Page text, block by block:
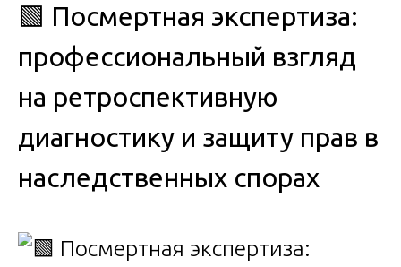
🟩 Посмертная экспертиза:
профессиональный взгляд
на ретроспективную
диагностику и защиту прав в
наследственных спорах